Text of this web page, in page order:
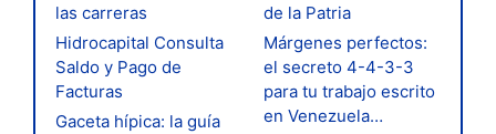
las carreras
Hidrocapital Consulta
Saldo y Pago de
Facturas
Gaceta hípica: la guía
de la Patria
Márgenes perfectos:
el secreto 4-4-3-3
para tu trabajo escrito
en Venezuela…